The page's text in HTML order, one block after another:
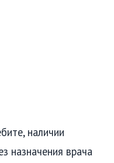
наличии
назначения врача